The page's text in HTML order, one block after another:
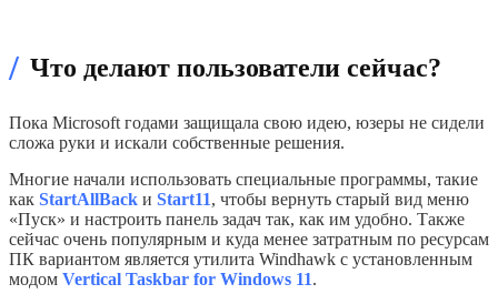
/ Что делают пользователи сейчас?
Пока Microsoft годами защищала свою идею, юзеры не сидели
сложа руки и искали собственные решения.
Многие начали использовать специальные программы, такие
как StartAllBack и Start11, чтобы вернуть старый вид меню
«Пуск» и настроить панель задач так, как им удобно. Также
сейчас очень популярным и куда менее затратным по ресурсам
ПК вариантом является утилита Windhawk с установленным
модом Vertical Taskbar for Windows 11.